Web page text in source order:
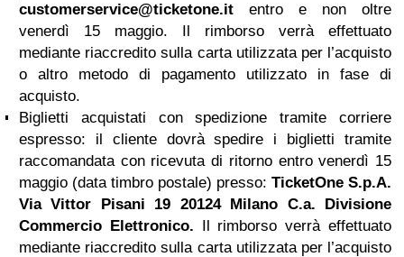
customerservice@ticketone.it entro e non oltre
venerdì 15 maggio. Il rimborso verrà effettuato
mediante riaccredito sulla carta utilizzata per l’acquisto
o altro metodo di pagamento utilizzato in fase di
acquisto.
Biglietti acquistati con spedizione tramite corriere
espresso: il cliente dovrà spedire i biglietti tramite
raccomandata con ricevuta di ritorno entro venerdì 15
maggio (data timbro postale) presso: TicketOne S.p.A.
Via Vittor Pisani 19 20124 Milano C.a. Divisione
Commercio Elettronico. Il rimborso verrà effettuato
mediante riaccredito sulla carta utilizzata per l’acquisto